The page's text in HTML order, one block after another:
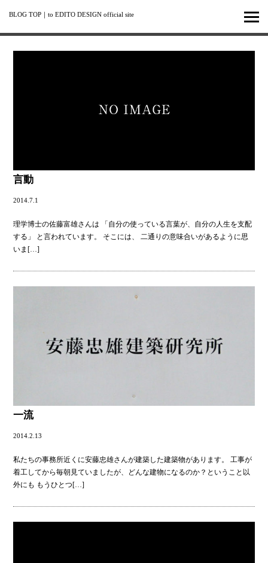
BLOG TOP ｜ to EDITO DESIGN official site
言動
2014.7.1
理学博士の佐藤富雄さんは 「自分の使っている言葉が、自分の人生を支配
する」 と言われています。 そこには、 二通りの意味合いがあるように思
いま […]
一流
2014.2.13
私たちの事務所近くに安藤忠雄さんが建築した建築物があります。 工事が
着工してから毎朝見ていましたが、どんな建物になるのか？ということ以
外にも もうひとつ[…]